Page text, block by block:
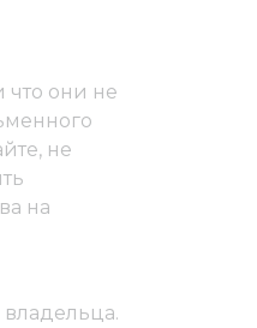
что они не
не
на